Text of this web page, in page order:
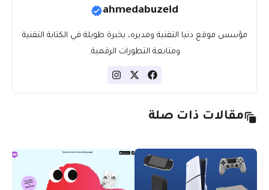
ahmedabuzeid
مؤسس موقع دنيا التقنية ومديره، بخبرة طويلة في الكتابة التقنية
ومتابعة التطورات الرقمية.
مقالات ذات صلة